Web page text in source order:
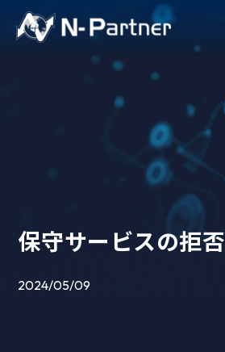
保守サービスの拒否
2024/05/09